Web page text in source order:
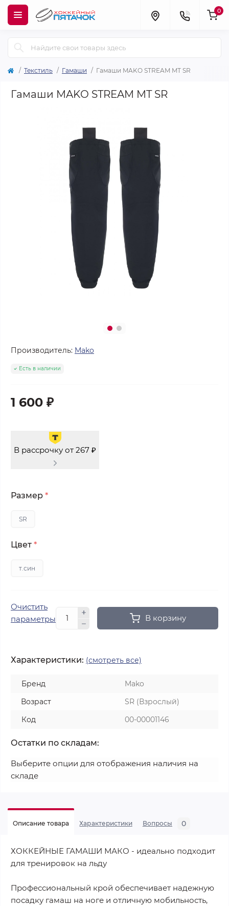
0
Текстиль Гамаши Гамаши MAKO STREAM MT SR
Гамаши MAKO STREAM MT SR
Производитель: Mako
Есть в наличии
1 600 ₽
В рассрочку от 267 ₽
Размер *
SR
Цвет *
т.син
Очистить
параметры
В корзину
Характеристики: (смотреть все)
Бренд
Mako
Возраст
SR (Взрослый)
Код
00-00001146
Остатки по складам:
Выберите опции для отображения наличия на
складе
Описание товара Характеристики Вопросы 0
ХОККЕЙНЫЕ ГАМАШИ МАКО - идеально подходит
для тренировок на льду
Профессиональный крой обеспечивает надежную
посадку гамаш на ноге и отличную мобильность,